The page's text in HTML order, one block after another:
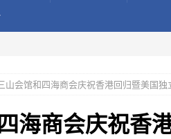
山会馆和四海商会庆祝香港回归暨美国独
海商会庆祝香